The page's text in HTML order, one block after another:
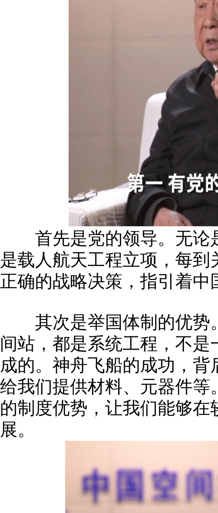
首先是党的领导。无论
是载人航天工程立项，每
正确的战略决策，指引着
其次是举国体制的优势
间站，都是系统工程，不
成的。神舟飞船的成功，
给我们提供材料、元器件
的制度优势，让我们能够
展。